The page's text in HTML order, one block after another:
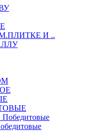
И ..